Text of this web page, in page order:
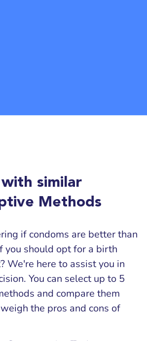
similar
Methods
if condoms are better than
you should opt for a birth
We're here to assist you in
You can select up to 5
and compare them
the pros and cons of